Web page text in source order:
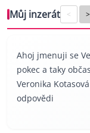
Můj inzerát < >
Ahoj jmenuji se
pokec a taky
Veronika
odpovědi